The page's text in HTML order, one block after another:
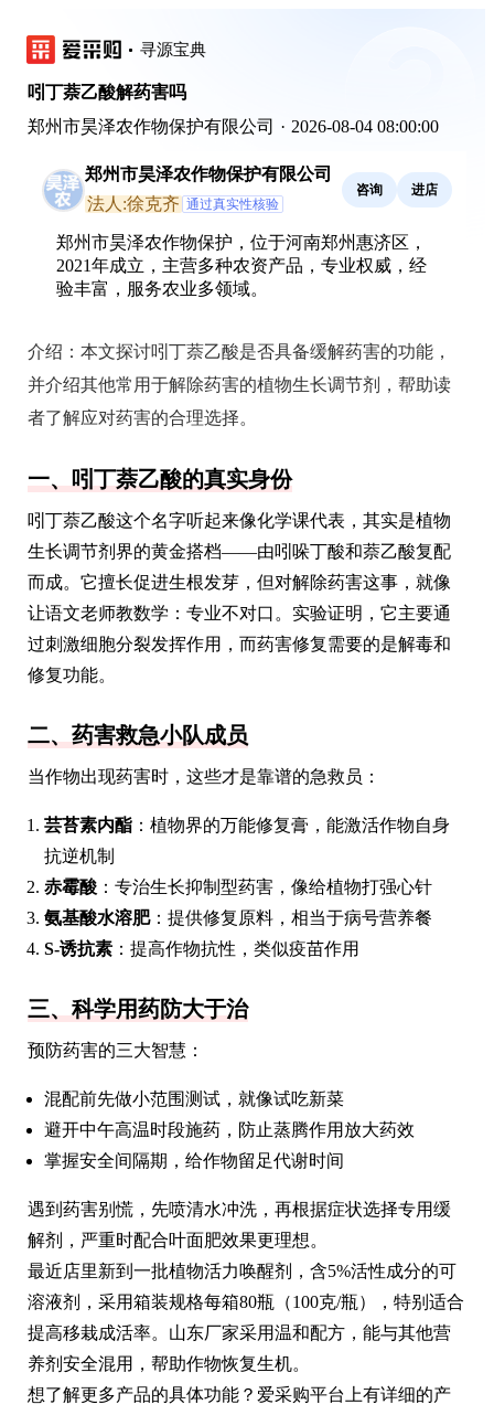
寻源宝典
吲丁萘乙酸解药害吗
郑州市昊泽农作物保护有限公司 · 2026-08-04 08:00:00
郑州市昊泽农作物保护有限公司
法人:徐克齐 通过真实性核验
咨询 进店
郑州市昊泽农作物保护，位于河南郑州惠济区，
2021年成立，主营多种农资产品，专业权威，经
验丰富，服务农业多领域。
介绍： 本文探讨吲丁萘乙酸是否具备缓解药害的功能，
并介绍其他常用于解除药害的植物生长调节剂，帮助读
者了解应对药害的合理选择。
一、吲丁萘乙酸的真实身份
吲丁萘乙酸这个名字听起来像化学课代表，其实是植物
生长调节剂界的黄金搭档——由吲哚丁酸和萘乙酸复配
而成。它擅长促进生根发芽，但对解除药害这事，就像
让语文老师教数学：专业不对口。实验证明，它主要通
过刺激细胞分裂发挥作用，而药害修复需要的是解毒和
修复功能。
二、药害救急小队成员
当作物出现药害时，这些才是靠谱的急救员：
芸苔素内酯 ：植物界的万能修复膏，能激活作物自身
抗逆机制
赤霉酸 ：专治生长抑制型药害，像给植物打强心针
氨基酸水溶肥：提供修复原料，相当于病号营养餐
S-诱抗素 ：提高作物抗性，类似疫苗作用
三、科学用药防大于治
预防药害的三大智慧：
混配前先做小范围测试，就像试吃新菜
避开中午高温时段施药，防止蒸腾作用放大药效
掌握安全间隔期，给作物留足代谢时间
遇到药害别慌，先喷清水冲洗，再根据症状选择专用缓
解剂，严重时配合叶面肥效果更理想。
最近店里新到一批植物活力唤醒剂，含5%活性成分的可
溶液剂，采用箱装规格每箱80瓶（100克/瓶），特别适合
提高移栽成活率。山东厂家采用温和配方，能与其他营
养剂安全混用，帮助作物恢复生机。
想了解更多产品的具体功能？爱采购平台上有详细的产